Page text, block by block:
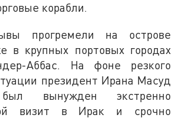
корабли.
прогремели на острове
в крупных портовых городах
Аббас. На фоне резкого
президент Ирана Масуд
вынужден экстренно
визит в Ирак и срочно